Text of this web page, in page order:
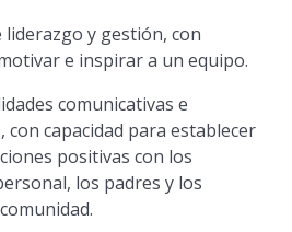
liderazgo y gestión, con
e inspirar a un equipo.
comunicativas e
capacidad para establecer
positivas con los
los padres y los